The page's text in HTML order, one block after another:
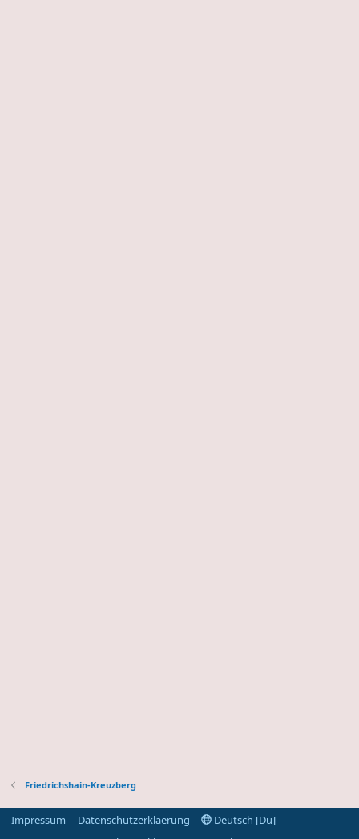
Friedrichshain-Kreuzberg
Impressum Datenschutzerklaerung
Deutsch [Du]